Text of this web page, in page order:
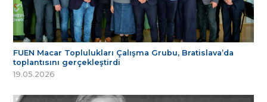
FUEN Macar Toplulukları Çalışma Grubu, Bratislava’da
toplantısını gerçekleştirdi
19.05.2026